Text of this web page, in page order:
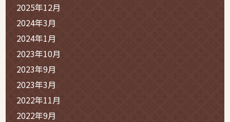
2025年12月
2024年3月
2024年1月
2023年10月
2023年9月
2023年3月
2022年11月
2022年9月